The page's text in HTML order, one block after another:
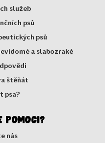
služeb
psů
psů
a slabozraké
štěňát
psa?
pomoci?
nás